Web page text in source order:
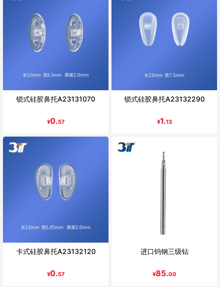
锁式硅胶鼻托A23131070
¥0.57
锁式硅胶鼻托A23132290
¥1.13
卡式硅胶鼻托A23132120
¥0.57
进口钨钢三级钻
¥85.00